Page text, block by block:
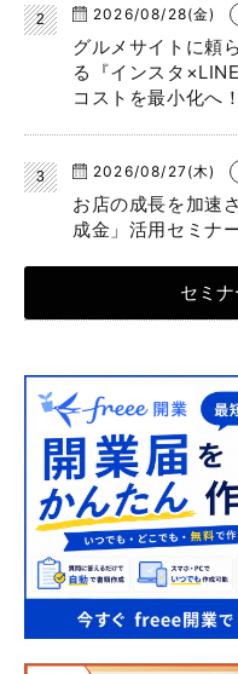
2026/08/28(金)
グルメサイトに頼
る『インスタ
コストを最小化へ
2026/08/27(木)
お店の成長を加速
成金」活用セミナ
セミ